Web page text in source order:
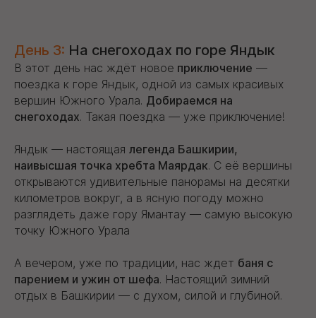
День 3: На снегоходах по горе Яндык
В этот день нас ждёт новое приключение —
поездка к горе Яндык, одной из самых красивых
вершин Южного Урала. Добираемся на
снегоходах. Такая поездка — уже приключение!
Яндык — настоящая легенда Башкирии,
наивысшая точка хребта Маярдак. С её вершины
открываются удивительные панорамы на десятки
километров вокруг, а в ясную погоду можно
разглядеть даже гору Ямантау — самую высокую
точку Южного Урала
А вечером, уже по традиции, нас ждет баня с
парением и ужин от шефа. Настоящий зимний
отдых в Башкирии — с духом, силой и глубиной.